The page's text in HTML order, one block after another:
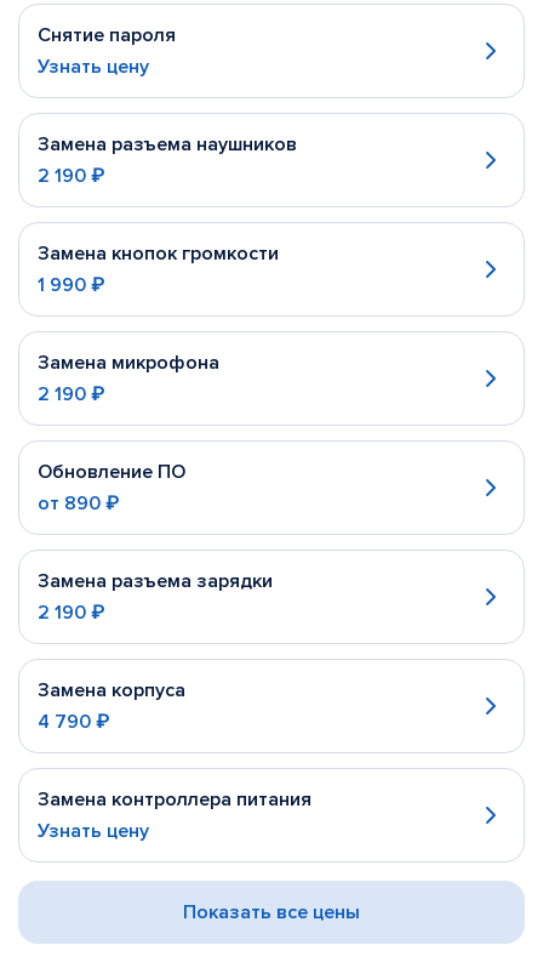
Снятие пароля
Узнать цену
Замена разъема наушников
2 190 ₽
Замена кнопок громкости
1 990 ₽
Замена микрофона
2 190 ₽
Обновление ПО
от 890 ₽
Замена разъема зарядки
2 190 ₽
Замена корпуса
4 790 ₽
Замена контроллера питания
Узнать цену
Показать все цены